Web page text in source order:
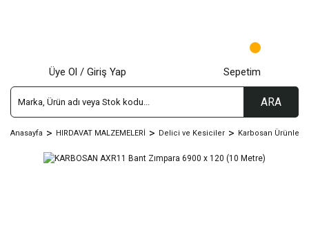
ARA
Üye Ol / Giriş Yap Sepetim
Anasayfa HIRDAVAT MALZEMELERİ Delici ve Kesiciler Karbosan Ürünleri